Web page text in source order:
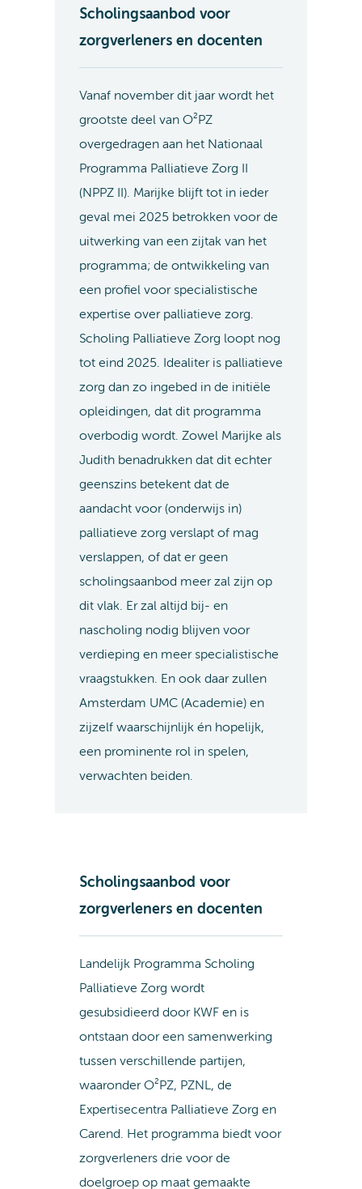
Scholingsaanbod voor
zorgverleners en docenten
Vanaf november dit jaar wordt het
grootste deel van O²PZ
overgedragen aan het Nationaal
Programma Palliatieve Zorg II
(NPPZ II). Marijke blijft tot in ieder
geval mei 2025 betrokken voor de
uitwerking van een zijtak van het
programma; de ontwikkeling van
een profiel voor specialistische
expertise over palliatieve zorg.
Scholing Palliatieve Zorg loopt nog
tot eind 2025. Idealiter is palliatieve
zorg dan zo ingebed in de initiële
opleidingen, dat dit programma
overbodig wordt. Zowel Marijke als
Judith benadrukken dat dit echter
geenszins betekent dat de
aandacht voor (onderwijs in)
palliatieve zorg verslapt of mag
verslappen, of dat er geen
scholingsaanbod meer zal zijn op
dit vlak. Er zal altijd bij- en
nascholing nodig blijven voor
verdieping en meer specialistische
vraagstukken. En ook daar zullen
Amsterdam UMC (Academie) en
zijzelf waarschijnlijk én hopelijk,
een prominente rol in spelen,
verwachten beiden.
Scholingsaanbod voor
zorgverleners en docenten
Landelijk Programma Scholing
Palliatieve Zorg wordt
gesubsidieerd door KWF en is
ontstaan door een samenwerking
tussen verschillende partijen,
waaronder O²PZ, PZNL, de
Expertisecentra Palliatieve Zorg en
Carend. Het programma biedt voor
zorgverleners drie voor de
doelgroep op maat gemaakte